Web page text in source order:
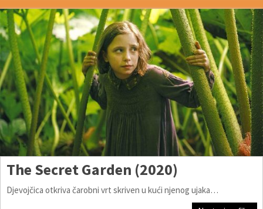
The Secret Garden (2020)
Djevojčica otkriva čarobni vrt skriven u kući njenog ujaka…